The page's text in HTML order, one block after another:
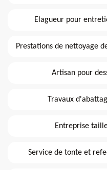
Elagueur pour
Prestations de nettoyage
Artisan pour
Travaux
Entreprise
Service de tonte et